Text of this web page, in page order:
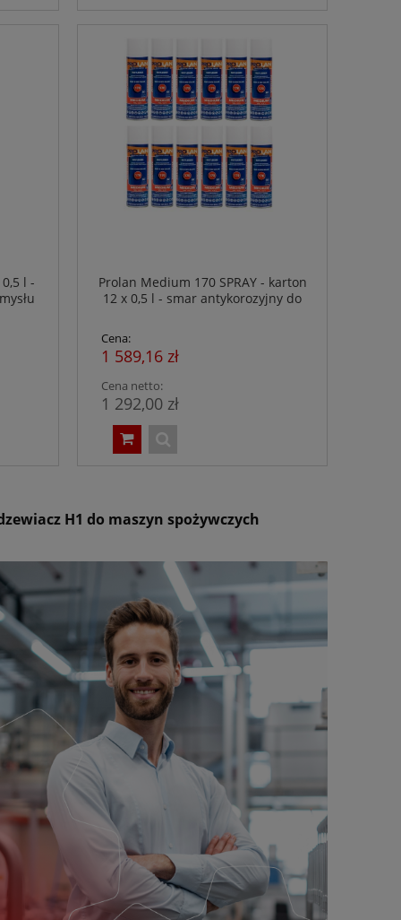
l -
Prolan Medium 170 SPRAY - karton
12 x 0,5 l - smar antykorozyjny do
Cena:
1 589,16 zł
Cena netto:
1 292,00 zł
H1 do maszyn spożywczych